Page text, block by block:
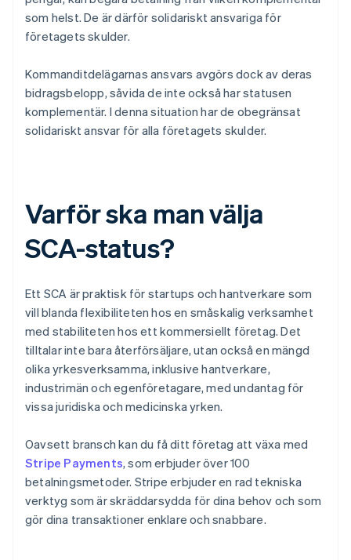
som helst. De är därför solidariskt ansvariga för
företagets skulder.
Kommanditdelägarnas ansvars avgörs dock av deras
bidragsbelopp, såvida de inte också har statusen
komplementär. I denna situation har de obegränsat
solidariskt ansvar för alla företagets skulder.
Varför ska man välja
SCA-status?
Ett SCA är praktisk för startups och hantverkare som
vill blanda flexibiliteten hos en småskalig verksamhet
med stabiliteten hos ett kommersiellt företag. Det
tilltalar inte bara återförsäljare, utan också en mängd
olika yrkesverksamma, inklusive hantverkare,
industrimän och egenföretagare, med undantag för
vissa juridiska och medicinska yrken.
Oavsett bransch kan du få ditt företag att växa med
Stripe Payments, som erbjuder över 100
betalningsmetoder. Stripe erbjuder en rad tekniska
verktyg som är skräddarsydda för dina behov och som
gör dina transaktioner enklare och snabbare.